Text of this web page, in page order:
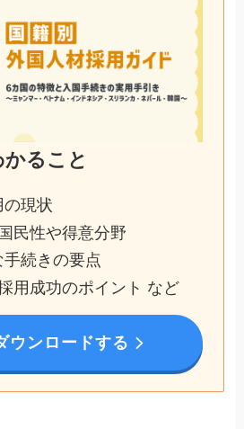
ること
現状
民性や得意分野
続きの要点
用成功のポイント など
ウンロードする